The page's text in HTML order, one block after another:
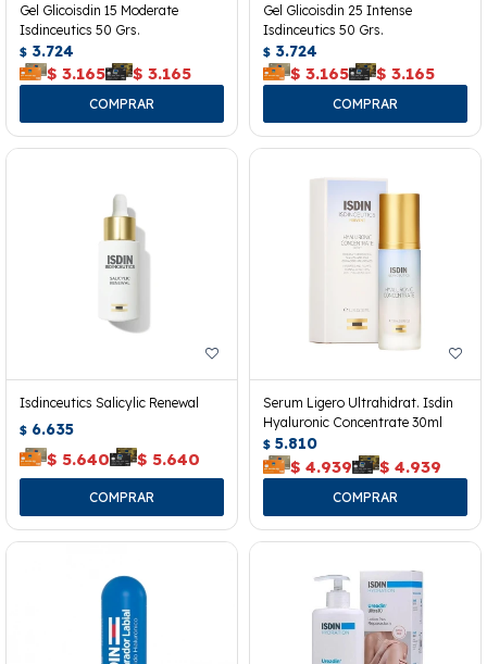
Gel Glicoisdin 15 Moderate
Isdinceutics 50 Grs.
$ 3.724
$ 3.165 $ 3.165
Gel Glicoisdin 25 Intense
Isdinceutics 50 Grs.
$ 3.724
$ 3.165 $ 3.165
Isdinceutics Salicylic Renewal
$ 6.635
$ 5.640 $ 5.640
Serum Ligero Ultrahidrat. Isdin
Hyaluronic Concentrate 30ml
$ 5.810
$ 4.939 $ 4.939